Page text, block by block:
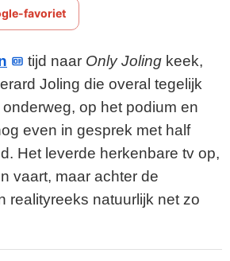
favoriet
tijd naar Only Joling keek,
Joling die overal tegelijk
op het podium en
even in gesprek met half
Het leverde herkenbare tv op,
vaart, maar achter de
realityreeks natuurlijk net zo